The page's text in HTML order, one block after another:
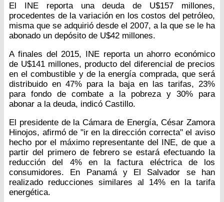
El INE reporta una deuda de U$157 millones,
procedentes de la variación en los costos del petróleo,
misma que se adquirió desde el 2007, a la que se le ha
abonado un depósito de U$42 millones.
A finales del 2015, INE reporta un ahorro económico
de U$141 millones, producto del diferencial de precios
en el combustible y de la energía comprada, que será
distribuido en 47% para la baja en las tarifas, 23%
para fondo de combate a la pobreza y 30% para
abonar a la deuda, indicó Castillo.
El presidente de la Cámara de Energía, César Zamora
Hinojos, afirmó de "ir en la dirección correcta" el aviso
hecho por el máximo representante del INE, de que a
partir del primero de febrero se estará efectuando la
reducción del 4% en la factura eléctrica de los
consumidores. En Panamá y El Salvador se han
realizado reducciones similares al 14% en la tarifa
energética.